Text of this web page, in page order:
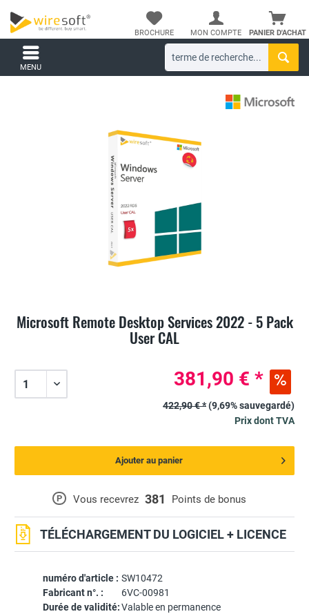
PANIER D'ACHAT
BROCHURE MON COMPTE
MENU
Microsoft Remote Desktop Services 2022 - 5 Pack
User CAL
numéro d'article : SW10472
Fabricant n°. :
6VC-00981
Durée de validité:Valable en permanence
P Vous recevrez 381 Points de bonus
TÉLÉCHARGEMENT DU LOGICIEL + LICENCE
381,90 € *
422,90 € *(9,69% sauvegardé)
Prix dont TVA
Ajouter au panier